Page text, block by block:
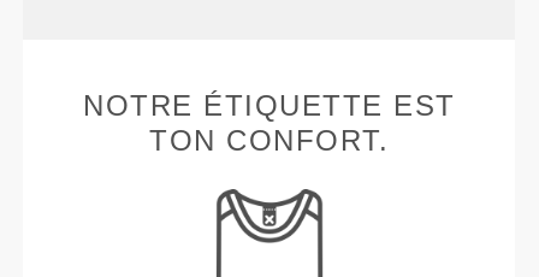
NOTRE ÉTIQUETTE EST
TON CONFORT.